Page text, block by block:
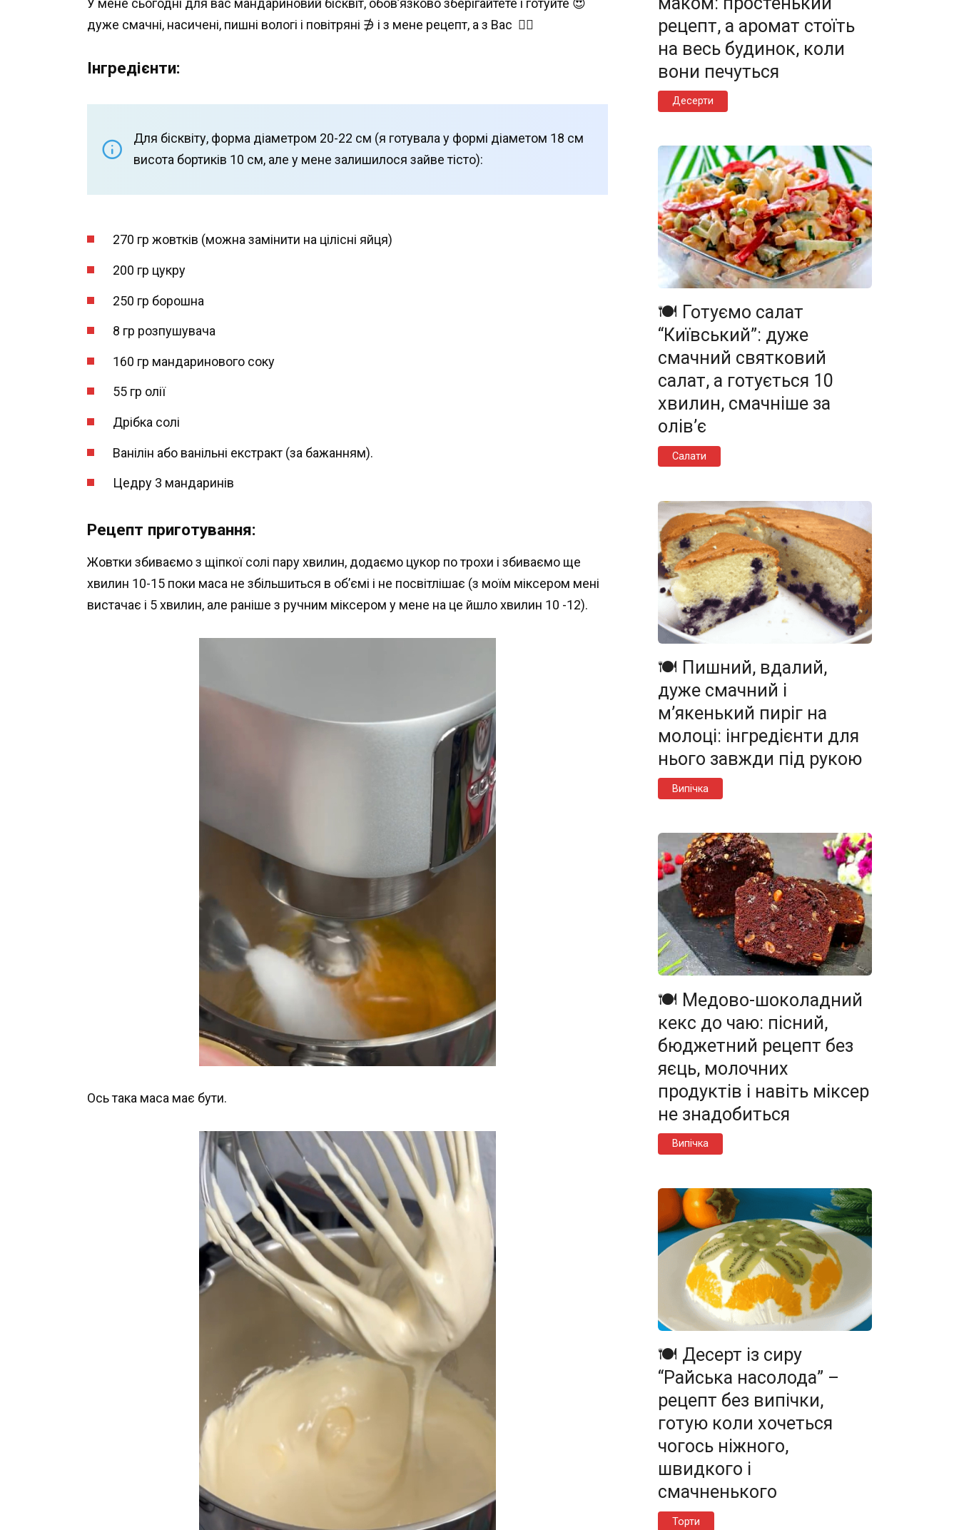
У мене сьогодні для вас мандариновий‌ бісквіт, обов’язково зберігайте‌те і готуйте 😍
дуже смачні‌, насичені‌, пишні‌ вологі‌ і повітряні‌ ∌ і з мене рецепт, а з Вас ❤️‍🔥
Інгредієнти:
Для бісквіту, форма діаметром 20-22 см (я готувала у формі діаметом 18 см
висота бортиків 10 см, але у мене залишилося зайве тісто):
270 гр жовтків (можна замінити на цілісні яйця)
200 гр цукру
250 гр борошна
8 гр розпушувача
160 гр мандаринового соку
55 гр олії
Дрібка солі
Ванілін або ванільні екстракт (за бажанням).
Цедру 3 мандаринів
Рецепт приготування:
Жовтки збиваємо з щіпкої солі пару хвилин, додаємо цукор по трохи і збиваємо ще
хвилин 10-15 поки маса не збільшиться в об’ємі і не посвітлішає (з моїм міксером мені
вистачає і 5 хвилин, але раніше з ручним міксером у мене на це йшло хвилин 10 -12).
Ось така маса має бути.
рецепт, а аромат стоїть
на весь будинок, коли
вони печуться
Десерти
🍽️ Готуємо салат
“Київський”: дуже
смачний святковий
салат, а готується 10
хвилин, смачніше за
олів’є
Салати
🍽️ Пишний, вдалий,
дуже смачний і
м’якенький пиріг на
молоці: інгредієнти для
нього завжди під рукою
Випічка
🍽️ Медово-шоколадний
кекс до чаю: пісний,
бюджетний рецепт без
яєць, молочних
продуктів і навіть міксер
не знадобиться
Випічка
🍽️ Десерт із сиру
“Райська насолода” –
рецепт без випічки,
готую коли хочеться
чогось ніжного,
швидкого і
смачненького
Торти